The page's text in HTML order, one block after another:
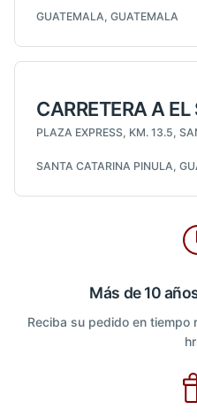
GUATEMALA, GUATEMALA
CARRETERA A
PLAZA EXPRESS, KM. 13.5,
SANTA CATARINA PINULA,
Más de 10
Reciba su pedido en tiempo